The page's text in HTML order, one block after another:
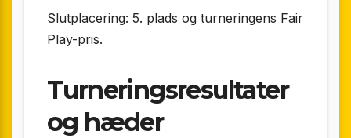
Slutplacering: 5. plads og turneringens Fair
Play-pris.
Turneringsresultater
og hæder